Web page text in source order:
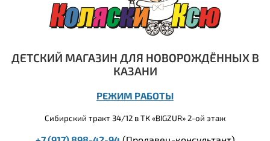
ДЕТСКИЙ МАГАЗИН ДЛЯ НОВОРОЖДЁННЫХ В
КАЗАНИ
РЕЖИМ РАБОТЫ
Сибирский тракт 34/12 в ТК «BIGZUR» 2-ой этаж